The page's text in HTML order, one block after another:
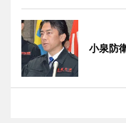
小泉防